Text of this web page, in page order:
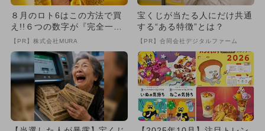
８月のロト6はこの方法で買
え!!６つの数字が『完全一
致』する方法
【PR】株式会社MURA
宝くじが当たる人にだけ共通
する“ある特徴”とは？
【PR】合同会社デジタルファーム